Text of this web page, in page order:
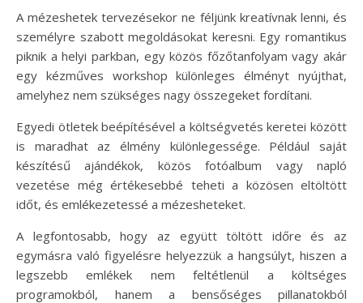
A mézeshetek tervezésekor ne féljünk kreatívnak lenni, és
személyre szabott megoldásokat keresni. Egy romantikus
piknik a helyi parkban, egy közös főzőtanfolyam vagy akár
egy kézműves workshop különleges élményt nyújthat,
amelyhez nem szükséges nagy összegeket fordítani.
Egyedi ötletek beépítésével a költségvetés keretei között
is maradhat az élmény különlegessége. Például saját
készítésű ajándékok, közös fotóalbum vagy napló
vezetése még értékesebbé teheti a közösen eltöltött
időt, és emlékezetessé a mézesheteket.
A legfontosabb, hogy az együtt töltött időre és az
egymásra való figyelésre helyezzük a hangsúlyt, hiszen a
legszebb emlékek nem feltétlenül a költséges
programokból, hanem a bensőséges pillanatokból